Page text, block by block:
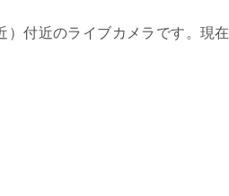
）付近のライブカメラです。現在